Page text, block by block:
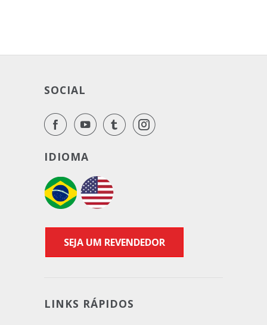
SOCIAL
IDIOMA
SEJA UM REVENDEDOR
LINKS RÁPIDOS